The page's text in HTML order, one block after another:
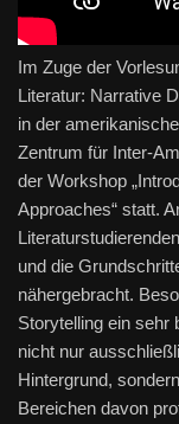
Im Zuge der
Literatur: Narrative
in der
Zentrum für Inter-
der Workshop
Approaches“ statt.
und die
nähergebracht.
Storytelling ein sehr
nicht nur
Hintergrund,
Bereichen davon